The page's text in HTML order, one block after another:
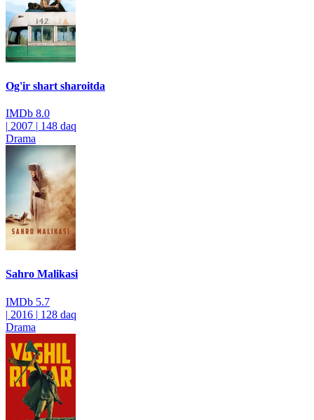
Og'ir shart sharoitda
IMDb 8.0
| 2007 | 148 daq
Drama
Sahro Malikasi
IMDb 5.7
| 2016 | 128 daq
Drama